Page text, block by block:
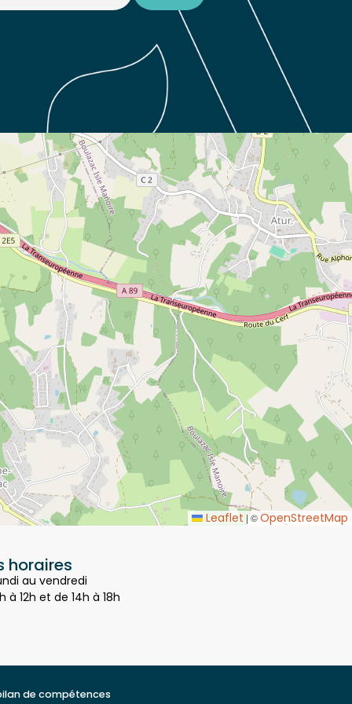
Leaflet|© OpenStreetMap
au vendredi
à 12h et de 14h à 18h